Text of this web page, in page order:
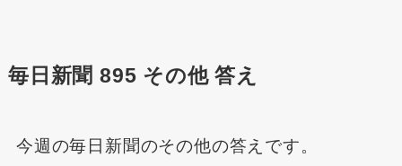
毎日新聞 895 その他 答え
今週の毎日新聞のその他の答えです。